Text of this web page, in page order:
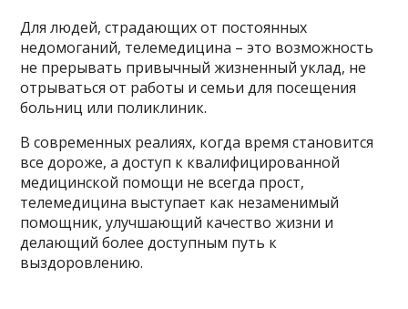
Для людей, страдающих от постоянных
недомоганий, телемедицина – это возможность
не прерывать привычный жизненный уклад, не
отрываться от работы и семьи для посещения
больниц или поликлиник.
В современных реалиях, когда время становится
все дороже, а доступ к квалифицированной
медицинской помощи не всегда прост,
телемедицина выступает как незаменимый
помощник, улучшающий качество жизни и
делающий более доступным путь к
выздоровлению.